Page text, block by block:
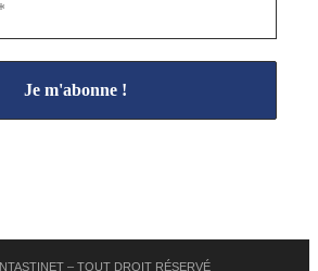
– TOUT DROIT RÉSERVÉ